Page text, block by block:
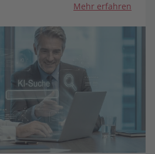
Mehr erfahren